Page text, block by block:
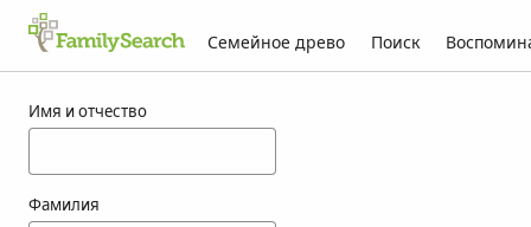
Семейное древо Поиск
Имя и отчество
Фамилия